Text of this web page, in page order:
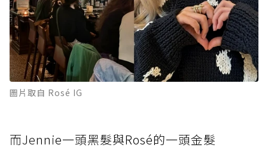
圖片取自 Rosé IG
而Jennie一頭黑髮與Rosé的一頭金髮